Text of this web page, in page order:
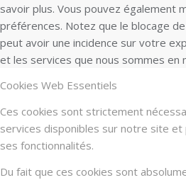
savoir plus. Vous pouvez également
préférences. Notez que le blocage
peut avoir une incidence sur votre
et les services que nous sommes en
Cookies Web Essentiels
Ces cookies sont strictement
services disponibles sur notre site
ses fonctionnalités.
Du fait que ces cookies sont